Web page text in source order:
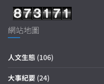
網站地圖
人文生態 (106)
大事紀要 (24)